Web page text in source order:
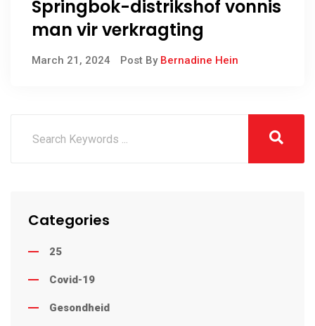
Springbok-distrikshof vonnis
man vir verkragting
March 21, 2024 Post By Bernadine Hein
Categories
25
Covid-19
Gesondheid